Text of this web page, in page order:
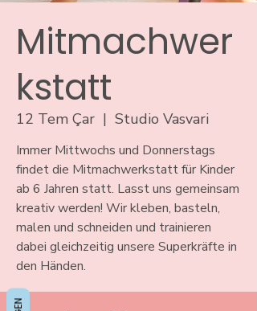
Mitmachwer
kstatt
12 Tem Çar
  |
Studio Vasvari
Immer Mittwochs und Donnerstags
findet die Mitmachwerkstatt für Kinder
ab 6 Jahren statt. Lasst uns gemeinsam
kreativ werden! Wir kleben, basteln,
malen und schneiden und trainieren
dabei gleichzeitig unsere Superkräfte in
den Händen.